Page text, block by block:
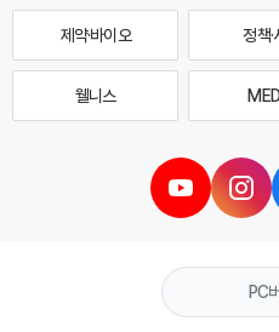
제약·바이오 정책·
웰니스
PC